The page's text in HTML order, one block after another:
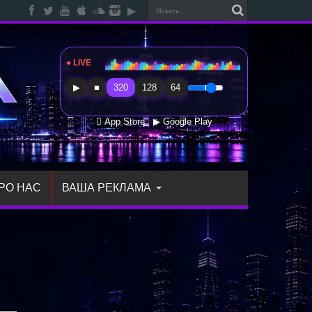
● LIVE Radio Sfera Music
▶ ■ 320 128 64
 App Store ▶ Google Play
НАС ВАША РЕКЛАМА